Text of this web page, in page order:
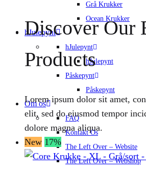
Grå Krukker
Ocean Krukker
hJulepynt
hJulepynt
hJulepynt
Påskepynt
Påskepynt
Om os
FAQ
Kontakt Os
The Left Over – Website
The Left Over – Webshop
Discover Our
Products
Lorem ipsum dolor sit amet,
elit, sed do eiusmod tempor
dolore magna aliqua.
New 17%